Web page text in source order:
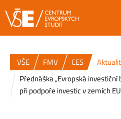
VŠE FMV CES
Přednáška „Evropská
při podpoře investic v zemích